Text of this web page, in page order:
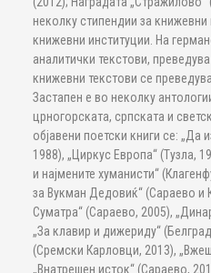
неколку стипендии за
книжевни институции. На
аналитички текстови,
книжевни текстови се
Застапен е во неколку
црногорската, српската и
објавени поетски книги се: „Да
1988), „Циркус Европа“ (Тузла,
и најмените хуманисти“
за Вукман Дедовиќ“ (Сараево и
Суматра“ (Сараево, 2005),
„За клавир и дижериду“
(Сремски Карловци, 2013),
„Внатрешен исток“ (Сараево,